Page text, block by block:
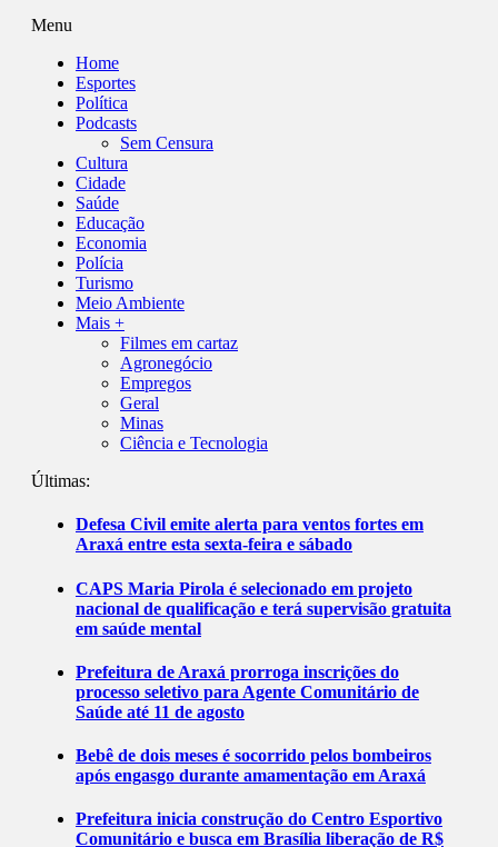
Menu
Home
Esportes
Política
Podcasts
Sem Censura
Cultura
Cidade
Saúde
Educação
Economia
Polícia
Turismo
Meio Ambiente
Mais +
Filmes em cartaz
Agronegócio
Empregos
Geral
Minas
Ciência e Tecnologia
Últimas:
Defesa Civil emite alerta para ventos fortes em
Araxá entre esta sexta-feira e sábado
CAPS Maria Pirola é selecionado em projeto
nacional de qualificação e terá supervisão gratuita
em saúde mental
Prefeitura de Araxá prorroga inscrições do
processo seletivo para Agente Comunitário de
Saúde até 11 de agosto
Bebê de dois meses é socorrido pelos bombeiros
após engasgo durante amamentação em Araxá
Prefeitura inicia construção do Centro Esportivo
Comunitário e busca em Brasília liberação de R$